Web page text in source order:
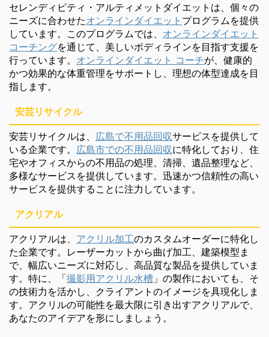
セレンディピティ・アルティメットダイエットは、個々の
ニーズに合わせたオンラインダイエット プログラムを提供
しています。このプログラムでは、 オンラインダイエット
コーチングを通じて、美しいボディラインを目指す支援を
行っています。 オンラインダイエット コーチが、健康的
かつ効果的な体重管理をサポートし、理想の体型達成を目
指します。
安芸リサイクル
安芸リサイクルは、 広島で不用品回収サービスを提供して
いる企業です。 広島市での不用品回収に特化しており、住
宅やオフィスからの不用品の処理、清掃、遺品整理など、
多様なサービスを提供しています。迅速かつ信頼性の高い
サービスを提供することに注力しています。
アクリアル
アクリアルは、 アクリル加工のカスタムオーダーに特化し
た企業です。レーザーカットから曲げ加工、建築模型ま
で、幅広いニーズに対応し、高品質な製品を提供していま
す。特に、「撮影用アクリル水槽 」の製作においても、そ
の技術力を活かし、クライアントのイメージを具現化しま
す。アクリルの可能性を最大限に引き出すアクリアルで、
あなたのアイデアを形にしましょう。